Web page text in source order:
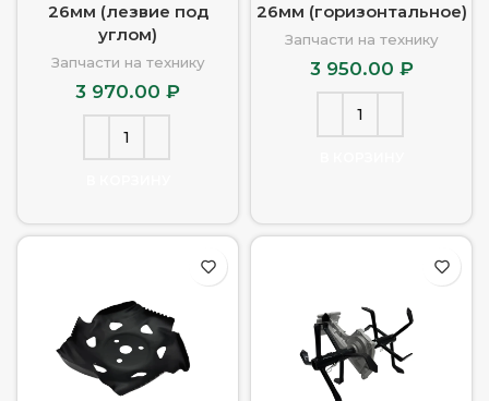
26мм (лезвие под
углом)
Запчасти на технику
3 970.00 ₽
26мм (горизонтальное)
Запчасти на технику
3 950.00 ₽